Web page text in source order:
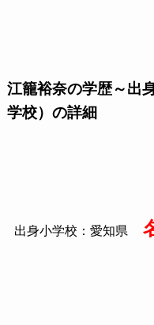
江籠裕奈の学歴～出
学校）の詳細
出身小学校：愛知県